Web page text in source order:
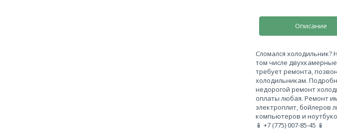
Описание
Сломался
том числе
требует ремонта,
холодильникам.
недорогой ремонт
оплаты любая. Ремонт
электроплит, бойлеров
компьютеров и
📱 +7 (775) 007-85-45 📱